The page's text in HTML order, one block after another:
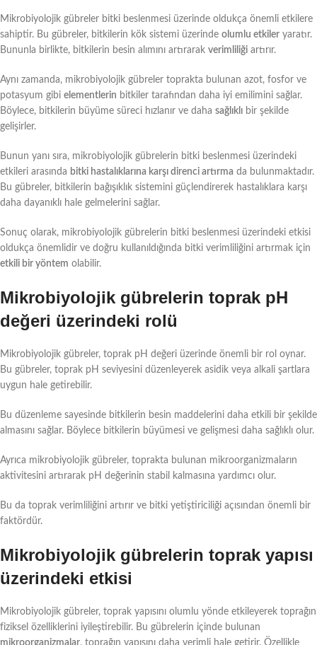
Mikrobiyolojik gübreler bitki beslenmesi üzerinde oldukça önemli etkilere
sahiptir. Bu gübreler, bitkilerin kök sistemi üzerinde olumlu etkiler yaratır.
Bununla birlikte, bitkilerin besin alımını artırarak verimliliği artırır.
Aynı zamanda, mikrobiyolojik gübreler toprakta bulunan azot, fosfor ve
potasyum gibi elementlerin bitkiler tarafından daha iyi emilimini sağlar.
Böylece, bitkilerin büyüme süreci hızlanır ve daha sağlıklı bir şekilde
gelişirler.
Bunun yanı sıra, mikrobiyolojik gübrelerin bitki beslenmesi üzerindeki
etkileri arasında bitki hastalıklarına karşı direnci artırma da bulunmaktadır.
Bu gübreler, bitkilerin bağışıklık sistemini güçlendirerek hastalıklara karşı
daha dayanıklı hale gelmelerini sağlar.
Sonuç olarak, mikrobiyolojik gübrelerin bitki beslenmesi üzerindeki etkisi
oldukça önemlidir ve doğru kullanıldığında bitki verimliliğini artırmak için
etkili bir yöntem olabilir.
Mikrobiyolojik gübrelerin toprak pH
değeri üzerindeki rolü
Mikrobiyolojik gübreler, toprak pH değeri üzerinde önemli bir rol oynar.
Bu gübreler, toprak pH seviyesini düzenleyerek asidik veya alkali şartlara
uygun hale getirebilir.
Bu düzenleme sayesinde bitkilerin besin maddelerini daha etkili bir şekilde
almasını sağlar. Böylece bitkilerin büyümesi ve gelişmesi daha sağlıklı olur.
Ayrıca mikrobiyolojik gübreler, toprakta bulunan mikroorganizmaların
aktivitesini artırarak pH değerinin stabil kalmasına yardımcı olur.
Bu da toprak verimliliğini artırır ve bitki yetiştiriciliği açısından önemli bir
faktördür.
Mikrobiyolojik gübrelerin toprak yapısı
üzerindeki etkisi
Mikrobiyolojik gübreler, toprak yapısını olumlu yönde etkileyerek toprağın
fiziksel özelliklerini iyileştirebilir. Bu gübrelerin içinde bulunan
mikroorganizmalar, toprağın yapısını daha verimli hale getirir. Özellikle